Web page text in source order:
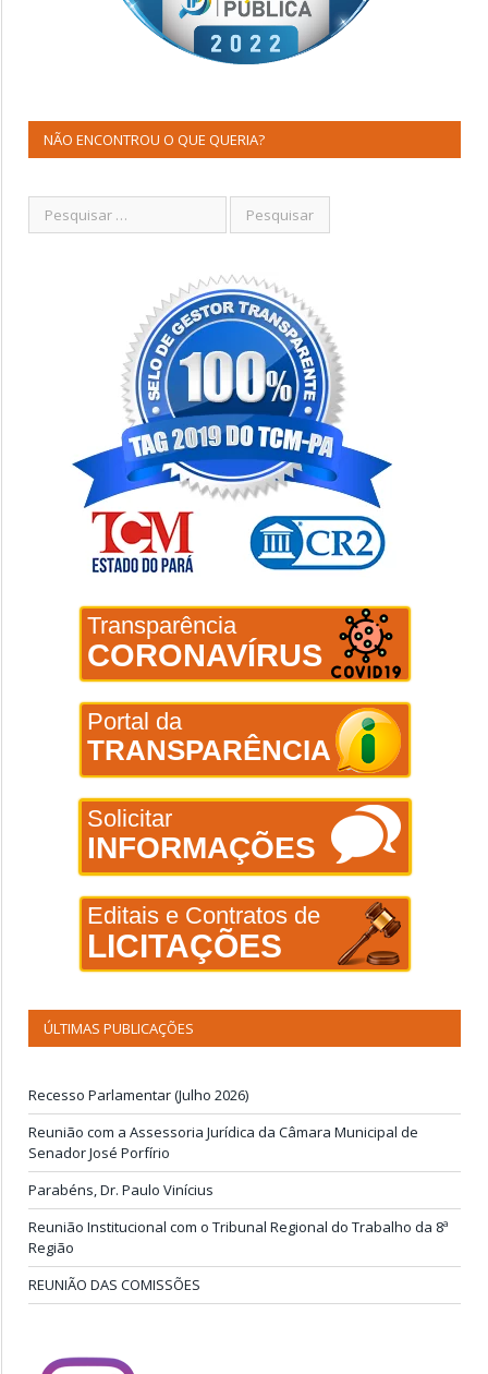
NÃO ENCONTROU O QUE QUERIA?
Transparência
CORONAVÍRUS
Portal da
TRANSPARÊNCIA
Solicitar
INFORMAÇÕES
Editais e Contratos de
LICITAÇÕES
ÚLTIMAS PUBLICAÇÕES
Recesso Parlamentar (Julho 2026)
Reunião com a Assessoria Jurídica da Câmara Municipal de
Senador José Porfírio
Parabéns, Dr. Paulo Vinícius
Reunião Institucional com o Tribunal Regional do Trabalho da 8ª
Região
REUNIÃO DAS COMISSÕES